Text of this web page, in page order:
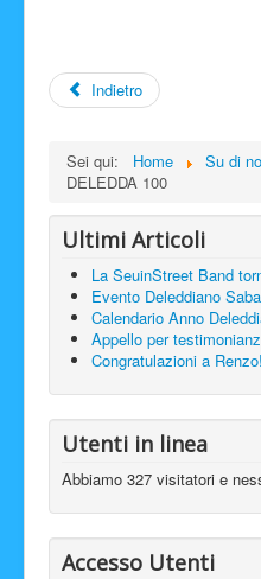
Indietro
Sei qui: Home Su di
DELEDDA 100
Ultimi Articoli
La SeuinStreet Band
Evento Deleddiano
Calendario Anno
Appello per
Congratulazioni a Renzo!
Utenti in linea
Abbiamo 327 visitatori e
Accesso Utenti